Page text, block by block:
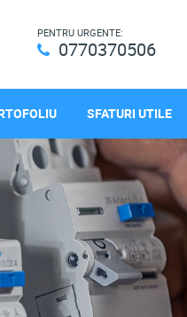
PENTRU URGENTE:
0770370506
SFATURI UTILE